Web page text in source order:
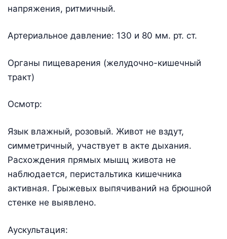
напряжения, ритмичный.
Артериальное давление: 130 и 80 мм. рт. ст.
Органы пищеварения (желудочно-кишечный
тракт)
Осмотр:
Язык влажный, розовый. Живот не вздут,
симметричный, участвует в акте дыхания.
Расхождения прямых мышц живота не
наблюдается, перистальтика кишечника
активная. Грыжевых выпячиваний на брюшной
стенке не выявлено.
Аускультация: